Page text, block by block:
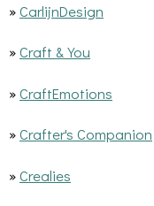
»CarlijnDesign
»Craft & You
»CraftEmotions
»Crafter's Companion
»Crealies